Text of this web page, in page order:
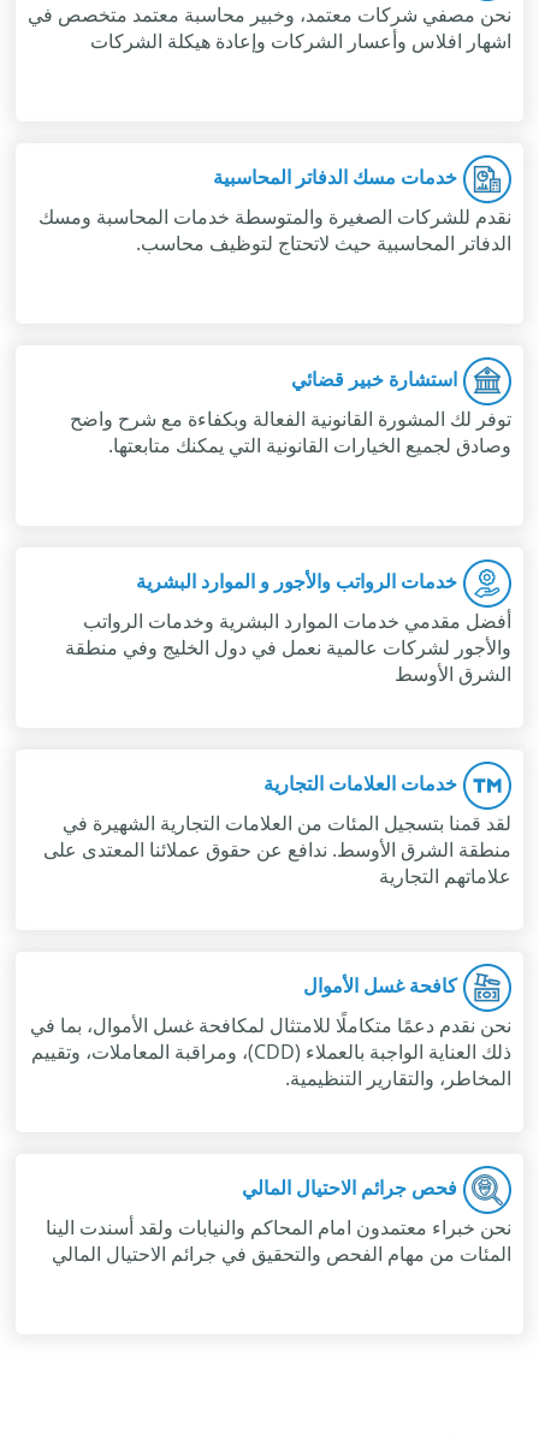
نحن مصفي شركات معتمد، وخبير محاسبة معتمد متخصص في
اشهار افلاس وأعسار الشركات وإعادة هيكلة الشركات
خدمات مسك الدفاتر المحاسبية
نقدم للشركات الصغيرة والمتوسطة خدمات المحاسبة ومسك
الدفاتر المحاسبية حيث لاتحتاج لتوظيف محاسب.
استشارة خبير قضائي
توفر لك المشورة القانونية الفعالة وبكفاءة مع شرح واضح
وصادق لجميع الخيارات القانونية التي يمكنك متابعتها.
خدمات الرواتب والأجور و الموارد البشرية
أفضل مقدمي خدمات الموارد البشرية وخدمات الرواتب
والأجور لشركات عالمية نعمل في دول الخليج وفي منطقة
الشرق الأوسط
خدمات العلامات التجارية
لقد قمنا بتسجيل المئات من العلامات التجارية الشهيرة في
منطقة الشرق الأوسط. ندافع عن حقوق عملائنا المعتدى على
علاماتهم التجارية
كافحة غسل الأموال
نحن نقدم دعمًا متكاملًا للامتثال لمكافحة غسل الأموال، بما في
ذلك العناية الواجبة بالعملاء (CDD)، ومراقبة المعاملات، وتقييم
المخاطر، والتقارير التنظيمية.
فحص جرائم الاحتيال المالي
نحن خبراء معتمدون امام المحاكم والنيابات ولقد أسندت الينا
المئات من مهام الفحص والتحقيق في جرائم الاحتيال المالي